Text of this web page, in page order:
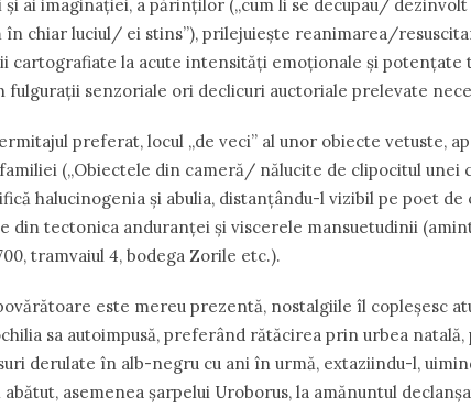
ai imaginației, a părinților („cum li se decupau/
chiar luciul/ ei stins”), prilejuiește reanimarea/
cartografiate la acute intensități emoționale și
fulgurații senzoriale ori declicuri auctoriale prelevate
preferat, locul „de veci” al unor obiecte vetuste,
(„Obiectele din cameră/ nălucite de clipocitul unei
halucinogenia și abulia, distanțându-l vizibil pe poet
din tectonica anduranței și viscerele mansuetudinii
tramvaiul 4, bodega Zorile etc.).
este mereu prezentă, nostalgiile îl copleșesc
sa autoimpusă, preferând rătăcirea prin urbea
derulate în alb-negru cu ani în urmă, extaziindu-l,
abătut, asemenea șarpelui Uroborus, la amănuntul